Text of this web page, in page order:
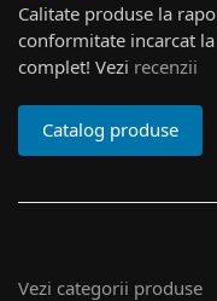
Calitate produse la
conformitate incarcat
complet! Vezi recenzii
Catalog produse
Vezi categorii produse